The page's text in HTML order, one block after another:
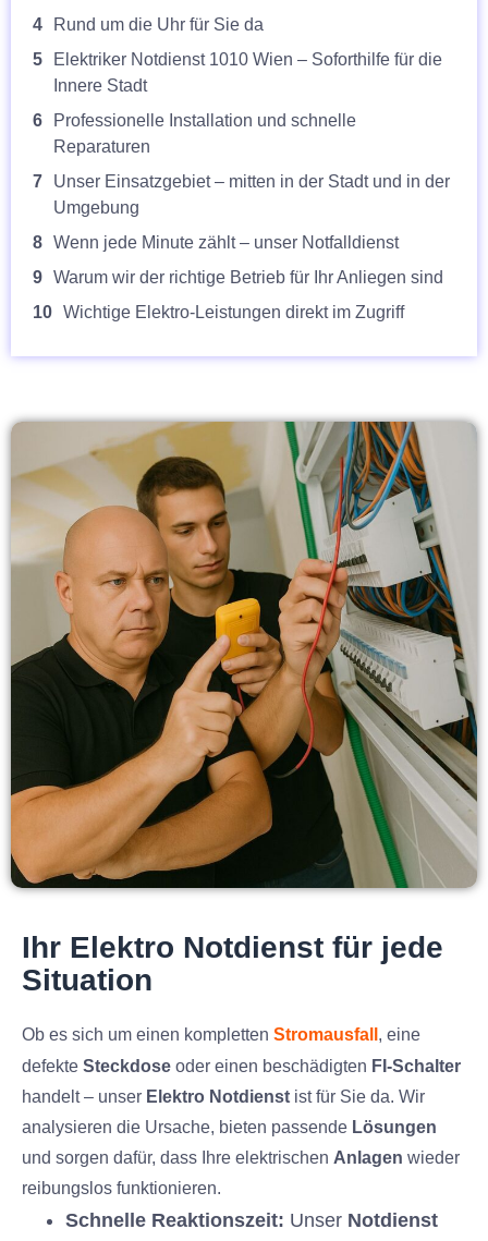
4
Rund um die Uhr für Sie da
5
Elektriker Notdienst 1010 Wien – Soforthilfe für die
Innere Stadt
6
Professionelle Installation und schnelle
Reparaturen
7
Unser Einsatzgebiet – mitten in der Stadt und in der
Umgebung
8 Wenn jede Minute zählt – unser Notfalldienst
9 Warum wir der richtige Betrieb für Ihr Anliegen sind
10 Wichtige Elektro-Leistungen direkt im Zugriff
Ihr Elektro Notdienst für jede
Situation
Ob es sich um einen kompletten Stromausfall , eine
defekte Steckdose oder einen beschädigten FI-Schalter
handelt – unser Elektro Notdienst ist für Sie da. Wir
analysieren die Ursache, bieten passende Lösungen
und sorgen dafür, dass Ihre elektrischen Anlagen wieder
reibungslos funktionieren.
Schnelle Reaktionszeit: Unser Notdienst